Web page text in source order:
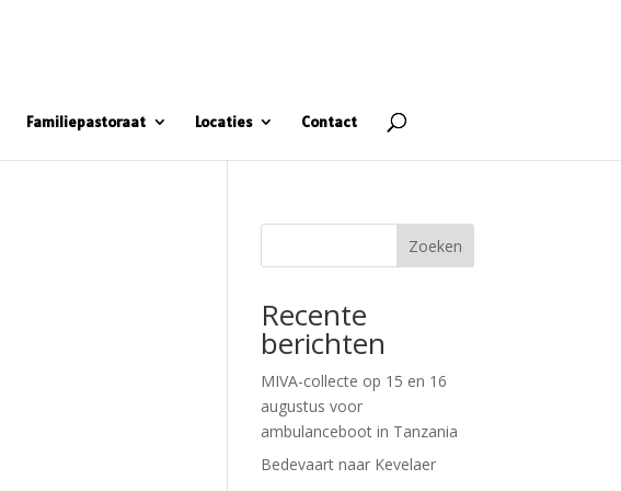
Familiepastoraat Locaties Contact
Zoeken
Recente
berichten
MIVA-collecte op 15 en 16
augustus voor
ambulanceboot in Tanzania
Bedevaart naar Kevelaer